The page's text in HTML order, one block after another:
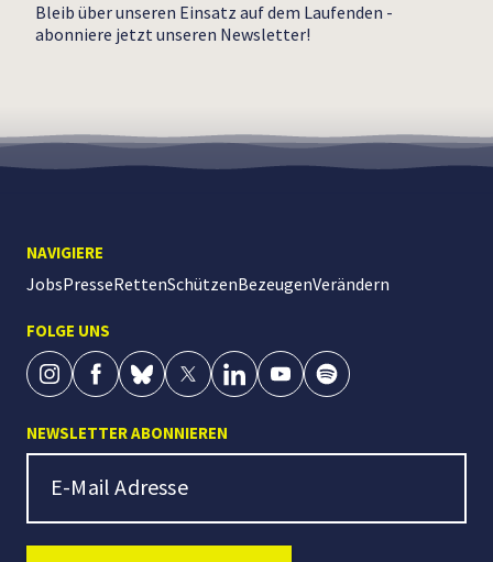
Bleib über unseren Einsatz auf dem Laufenden -
abonniere jetzt unseren Newsletter!
NAVIGIERE
JobsPresseRettenSchützenBezeugenVerändern
FOLGE UNS
NEWSLETTER ABONNIEREN
Newsletter Signup
E-Mail Adresse